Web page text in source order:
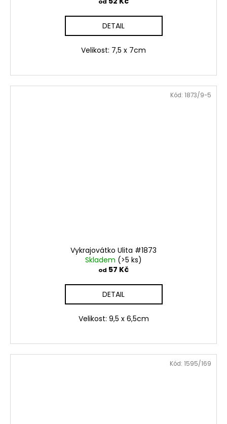
DETAIL
Velikost: 7,5 x 7cm
Vykrajovátko Ulita #1873
Skladem (>5 ks)
od 57 Kč
DETAIL
Velikost: 9,5 x 6,5cm
Kód: 1873/9-5
Kód: 1595/169